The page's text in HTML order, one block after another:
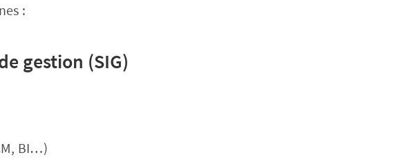
:
gestion (SIG)
BI…)